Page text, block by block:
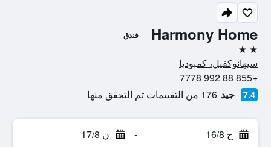
Harmony Home فندق
2 نجمتين
سيهانوكفيل، كمبوديا
+855 88 992 7778
7.4 جيد 176 من التقييمات تم التحقق منها
ح 16/8 - ن 17/8